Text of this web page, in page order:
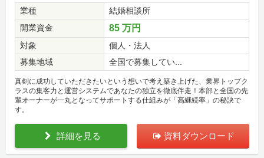
業種
結婚相談所
開業資金
85 万円
対象
個人・法人
募集地域
全国で募集してい...
真剣に成功していただきたいという想いで考え築き上げた、業界トップク
ラスの集客力と運営システムであなたの独立を徹底伴走！本部と全国の先
輩オーナーが一丸となってサポートする仕組みが「高継続率」の秘訣で
す。
詳細を見る 資料ダウンロード